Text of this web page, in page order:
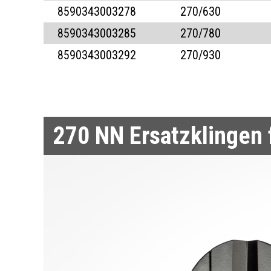
ZANGE FÜR
STANZZANGEN
DICHTUNGSZANGEN
KREISSÄGEZANGEN
SCHMIEDEZANGEN
EISKRATZER
8590343003278
270/630
8590343003285
270/780
8590343003292
270/930
270 NN